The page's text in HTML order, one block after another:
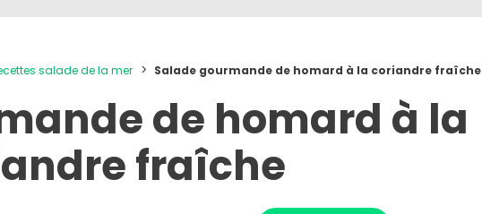
salade de la mer Salade gourmande de homard à la coriandre fraîche
de homard à la
fraîche